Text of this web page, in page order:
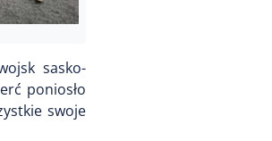
sasko-
poniosło
swoje